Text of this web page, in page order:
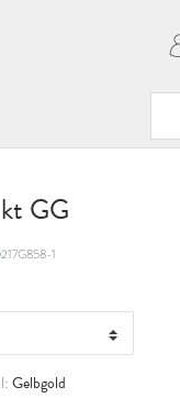
GG
1
Gelbgold